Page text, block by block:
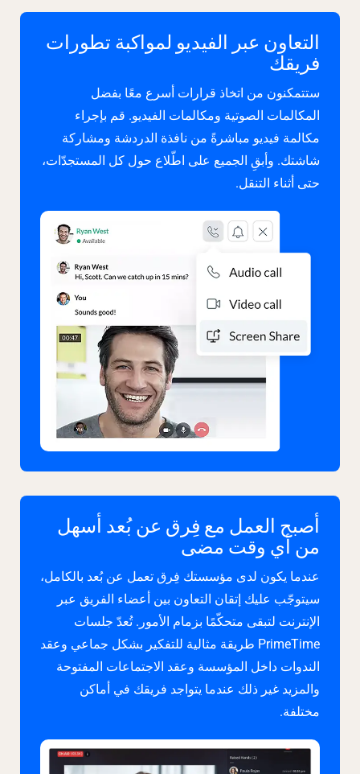
التعاون عبر الفيديو لمواكبة تطورات
فريقك
ستتمكنون من اتخاذ قرارات أسرع معًا بفضل
المكالمات الصوتية ومكالمات الفيديو. قم بإجراء
مكالمة فيديو مباشرةً من نافذة الدردشة ومشاركة
شاشتك. وأبقِ الجميع على اطّلاع حول كل المستجدّات،
حتى أثناء التنقل.
أصبح العمل مع فِرق عن بُعد أسهل
من أي وقت مضى
عندما يكون لدى مؤسستك فِرق تعمل عن بُعد بالكامل،
سيتوجّب عليك إتقان التعاون بين أعضاء الفريق عبر
الإنترنت لتبقى متحكّمًا بزمام الأمور. تُعدّ جلسات
PrimeTime طريقة مثالية للتفكير بشكل جماعي وعقد
الندوات داخل المؤسسة وعقد الاجتماعات المفتوحة
والمزيد غير ذلك عندما يتواجد فريقك في أماكن
مختلفة.